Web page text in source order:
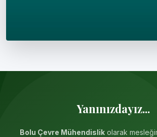
Yanınızdayız...
Bolu Çevre Mühendislikolarak